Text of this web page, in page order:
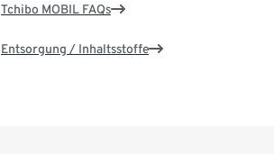
Tchibo MOBIL FAQs
Entsorgung / Inhaltsstoffe